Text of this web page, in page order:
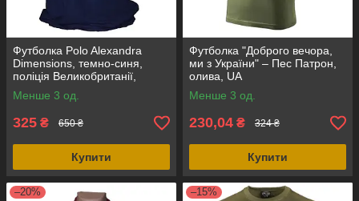
Футболка Polo Alexandra
Dimensions, темно-синя,
поліція Великобританії,
оригінал
Менше 3 од.
325 ₴ 650 ₴
Купити
Футболка "Доброго вечора,
ми з України" – Пес Патрон,
олива, UA
Менше 3 од.
230,04 ₴ 324 ₴
Купити
–20% –15%